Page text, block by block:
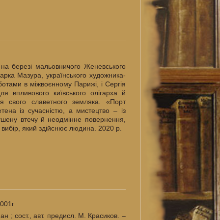
березі мальовничого Женевського
Мазура, українського художника-
в міжвоєнному Парижі, і Сергія
впливового київського олігарха й
свого славетного земляка. «Порт
із сучасністю, а мистецтво – із
втечу й неодмінне повернення,
який здійснює людина. 2020 р.
; сост., авт. предисл. М. Красиков. –